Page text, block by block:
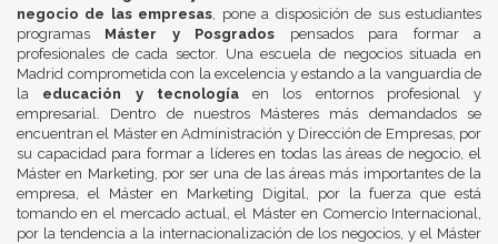
negocio de las empresas, pone a disposición de sus estudiantes
programas Máster y Posgrados pensados para formar a
profesionales de cada sector. Una escuela de negocios situada en
Madrid comprometida con la excelencia y estando a la vanguardia de
la educación y tecnologíaen los entornos profesional y
empresarial. Dentro de nuestros Másteres más demandados se
encuentran el Máster en Administración y Dirección de Empresas, por
su capacidad para formar a líderes en todas las áreas de negocio, el
Máster en Marketing, por ser una de las áreas más importantes de la
empresa, el Máster en Marketing Digital, por la fuerza que está
tomando en el mercado actual, el Máster en Comercio Internacional,
por la tendencia a la internacionalización de los negocios, y el Máster